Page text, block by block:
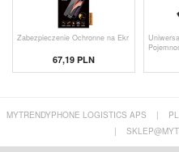
Zabezpieczenie Ochronne na Ekr
67,19 PLN
MYTRENDYPHONE LOGISTICS APS |
|